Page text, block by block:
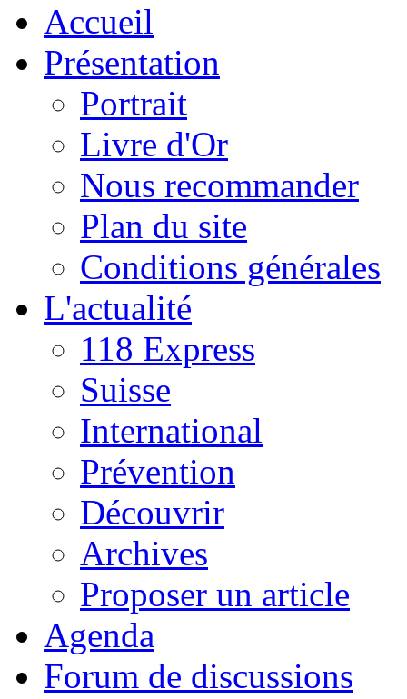
Accueil
Présentation
Portrait
Livre d'Or
Nous recommander
Plan du site
Conditions générales
L'actualité
118 Express
Suisse
International
Prévention
Découvrir
Archives
Proposer un article
Agenda
Forum de discussions